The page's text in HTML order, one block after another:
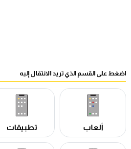
اضغط على القسم الذي تريد الانتقال إليه
ألعاب تطبيقات